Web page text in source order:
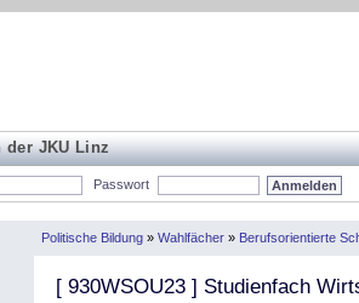
der JKU Linz
Passwort
Politische Bildung » Wahlfächer » Berufsorientierte
[ 930WSOU23 ] Studienfach